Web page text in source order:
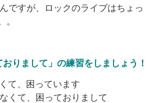
ですが、ロックのライブはちょっ
。
おりまして」の練習をしましょう！
て、困っています
くて、困っておりまして